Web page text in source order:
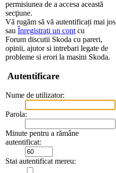
permisiunea de a accesa această
secţiune.
Vă rugăm să vă autentificați mai jos
sau Înregistraţi un cont cu
Forum discutii Skoda cu pareri,
opinii, ajutor si intrebari legate de
probleme si erori la masini Skoda.
Autentificare
Nume de utilizator:
Parola:
Minute pentru a rămâne
autentificat:
Stai autentificat mereu: